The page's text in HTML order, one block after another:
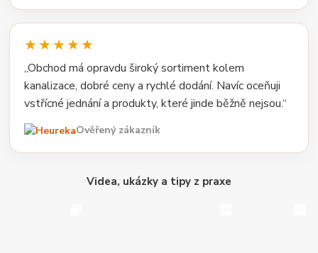
★★★★★
„Obchod má opravdu široký sortiment kolem
kanalizace, dobré ceny a rychlé dodání. Navíc oceňuji
vstřícné jednání a produkty, které jinde běžně nejsou.“
Ověřený zákazník
Videa, ukázky a tipy z praxe